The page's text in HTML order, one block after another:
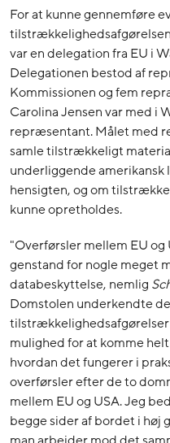
For at kunne gennemføre
var en delegation fra EU i
Delegationen bestod af
Kommissionen og fem
Carolina Jensen var med i
repræsentant. Målet med
samle tilstrækkeligt
underliggende
hensigten, og om
kunne opretholdes.
"Overførsler mellem EU
genstand for nogle meget
databeskyttelse, nemlig
Domstolen underkendte
tilstrækkelighedsafgørelser
mulighed for at komme
hvordan det fungerer i
overførsler efter de to
mellem EU og USA. Jeg
begge sider af bordet i høj